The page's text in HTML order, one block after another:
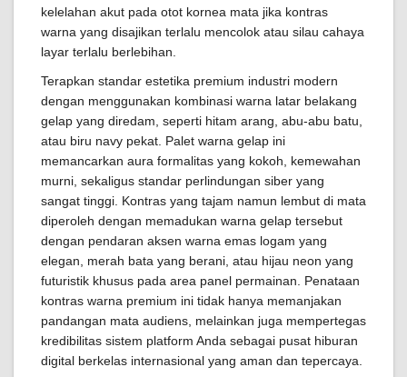
kelelahan akut pada otot kornea mata jika kontras
warna yang disajikan terlalu mencolok atau silau cahaya
layar terlalu berlebihan.
Terapkan standar estetika premium industri modern
dengan menggunakan kombinasi warna latar belakang
gelap yang diredam, seperti hitam arang, abu-abu batu,
atau biru navy pekat. Palet warna gelap ini
memancarkan aura formalitas yang kokoh, kemewahan
murni, sekaligus standar perlindungan siber yang
sangat tinggi. Kontras yang tajam namun lembut di mata
diperoleh dengan memadukan warna gelap tersebut
dengan pendaran aksen warna emas logam yang
elegan, merah bata yang berani, atau hijau neon yang
futuristik khusus pada area panel permainan. Penataan
kontras warna premium ini tidak hanya memanjakan
pandangan mata audiens, melainkan juga mempertegas
kredibilitas sistem platform Anda sebagai pusat hiburan
digital berkelas internasional yang aman dan tepercaya.